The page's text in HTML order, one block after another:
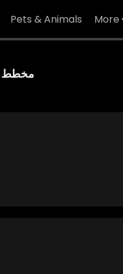
Pets & Animals More